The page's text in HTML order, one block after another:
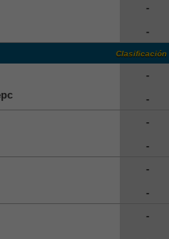
-
-
Clasificación
-
-
-
-
-
-
-